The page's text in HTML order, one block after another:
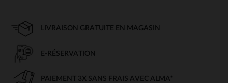
LIVRAISON GRATUITE EN MAGASIN
E-RÉSERVATION
PAIEMENT 3X SANS FRAIS AVEC ALMA*